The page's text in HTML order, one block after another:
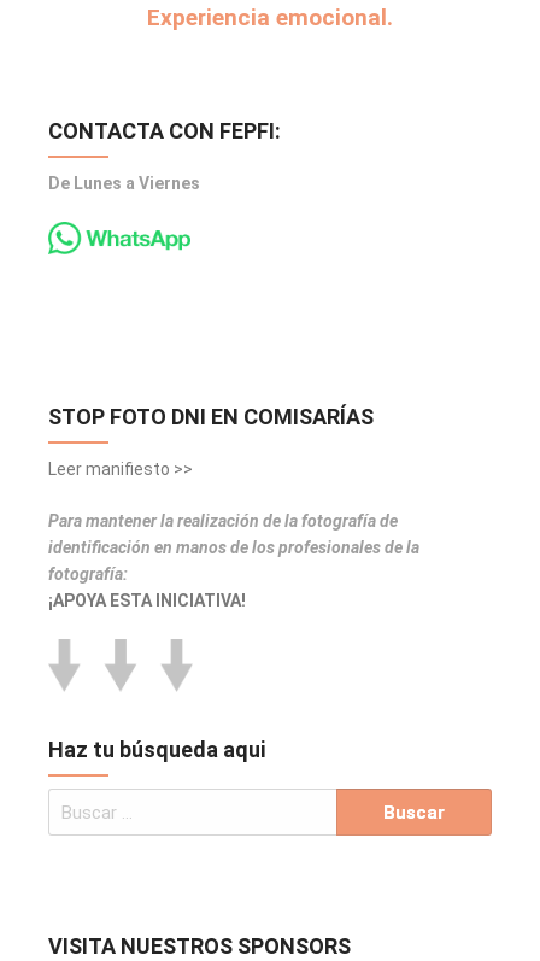
Experiencia emocional.
CONTACTA CON FEPFI:
De Lunes a Viernes
STOP FOTO DNI EN COMISARÍAS
Leer manifiesto >>
Para mantener la realización de la fotografía de
identificación en manos de los profesionales de la
fotografía:
¡APOYA ESTA INICIATIVA!
Haz tu búsqueda aqui
VISITA NUESTROS SPONSORS